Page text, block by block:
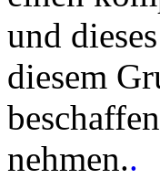
und
diesem
nehmen..